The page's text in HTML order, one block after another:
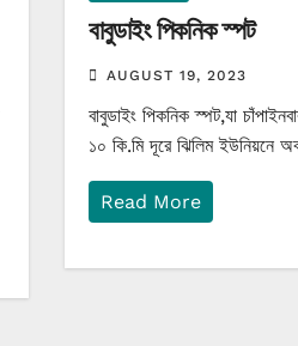
বাবুডাইং পিকনিক স্পট
AUGUST 19, 2023
বাবুডাইং পিকনিক স্পট,যা
১০ কি.মি দূরে ঝিলিম ইউনিয়নে
Read More